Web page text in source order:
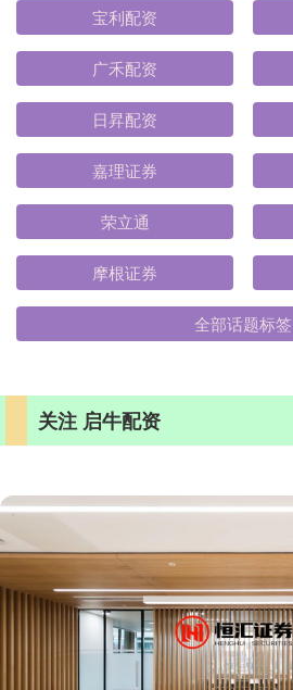
宝利配资
广禾配资
日昇配资
嘉理证券
荣立通
摩根证券
全部话题标签
关注 启牛配资